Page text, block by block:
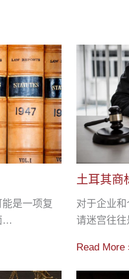
是一项复
…
土耳其商
对于企业
请迷宫往
Read More